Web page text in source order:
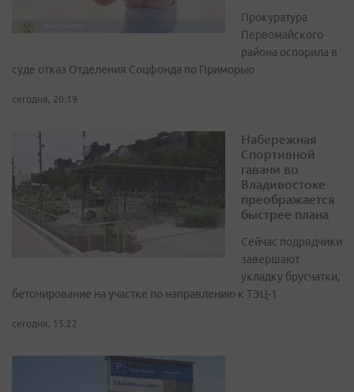
Прокуратура
Первомайского
района оспорила в
суде отказ Отделения Соцфонда по Приморью
сегодня, 20:19
Набережная
Спортивной
гавани во
Владивостоке
преображается
быстрее плана
Сейчас подрядчики
завершают
укладку брусчатки,
бетонирование на участке по направлению к ТЭЦ-1
сегодня, 15:22